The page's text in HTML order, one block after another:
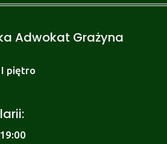
Adwokat Grażyna
I piętro